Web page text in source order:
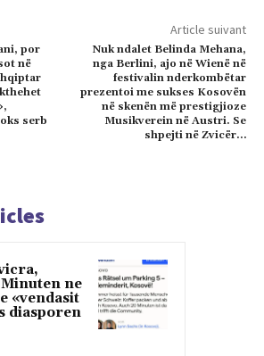
por
në
serb
Article suivant
Nuk ndalet Belinda Mehana,
nga Berlini, ajo në Wienë në
festivalin nderkombëtar
prezentoi me sukses Kosovën
në skenën më prestigjioze
Musikverein në Austri. Se
shpejti në Zvicër…
ne
«vendasit
diasporen